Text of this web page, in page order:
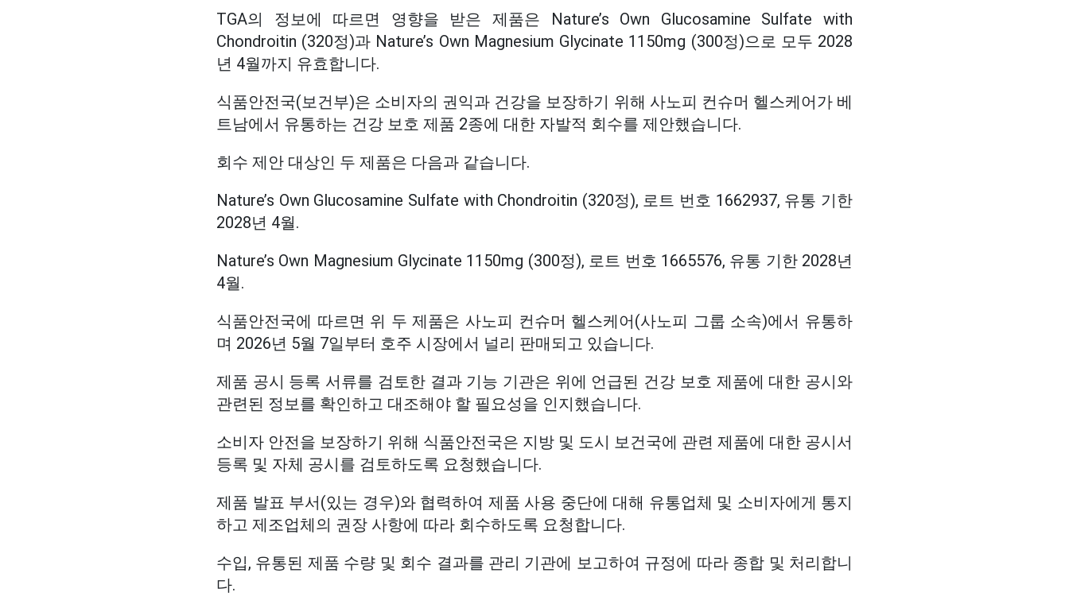
TGA의 정보에 따르면 영향을 받은 제품은 Nature’s Own Glucosamine Sulfate with
Chondroitin (320정)과 Nature’s Own Magnesium Glycinate 1150mg (300정)으로 모두 2028
년 4월까지 유효합니다.
식품안전국(보건부)은 소비자의 권익과 건강을 보장하기 위해 사노피 컨슈머 헬스케어가 베
트남에서 유통하는 건강 보호 제품 2종에 대한 자발적 회수를 제안했습니다.
회수 제안 대상인 두 제품은 다음과 같습니다.
Nature’s Own Glucosamine Sulfate with Chondroitin (320정), 로트 번호 1662937, 유통 기한
2028년 4월.
Nature’s Own Magnesium Glycinate 1150mg (300정), 로트 번호 1665576, 유통 기한 2028년
4월.
식품안전국에 따르면 위 두 제품은 사노피 컨슈머 헬스케어(사노피 그룹 소속)에서 유통하
며 2026년 5월 7일부터 호주 시장에서 널리 판매되고 있습니다.
제품 공시 등록 서류를 검토한 결과 기능 기관은 위에 언급된 건강 보호 제품에 대한 공시와
관련된 정보를 확인하고 대조해야 할 필요성을 인지했습니다.
소비자 안전을 보장하기 위해 식품안전국은 지방 및 도시 보건국에 관련 제품에 대한 공시서
등록 및 자체 공시를 검토하도록 요청했습니다.
제품 발표 부서(있는 경우)와 협력하여 제품 사용 중단에 대해 유통업체 및 소비자에게 통지
하고 제조업체의 권장 사항에 따라 회수하도록 요청합니다.
수입, 유통된 제품 수량 및 회수 결과를 관리 기관에 보고하여 규정에 따라 종합 및 처리합니
다.